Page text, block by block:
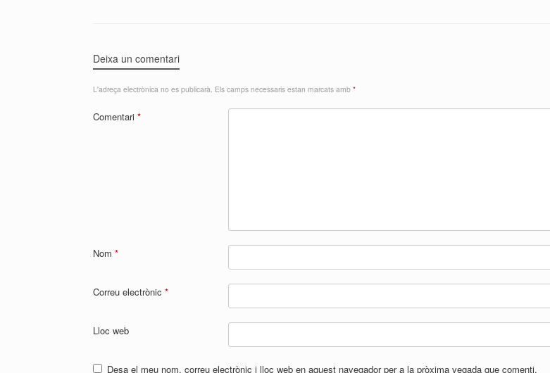
Deixa un comentari
L'adreça electrònica no es publicarà. Els camps necessaris estan marcats amb *
Comentari *
Nom *
Correu electrònic *
Lloc web
Desa el meu nom, correu electrònic i lloc web en aquest navegador per a la pròxima vegada que comenti.